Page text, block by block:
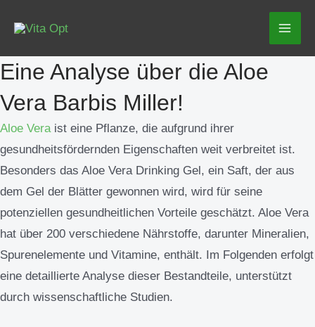
Inhalt
Eine Analyse über die Aloe
Vera Barbis Miller!
Aloe Vera ist eine Pflanze, die aufgrund ihrer
gesundheitsfördernden Eigenschaften weit verbreitet ist.
Besonders das Aloe Vera Drinking Gel, ein Saft, der aus
dem Gel der Blätter gewonnen wird, wird für seine
potenziellen gesundheitlichen Vorteile geschätzt. Aloe Vera
hat über 200 verschiedene Nährstoffe, darunter Mineralien,
Spurenelemente und Vitamine, enthält. Im Folgenden erfolgt
eine detaillierte Analyse dieser Bestandteile, unterstützt
durch wissenschaftliche Studien.